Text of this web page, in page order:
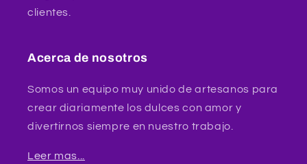
clientes.
Acerca de nosotros
Somos un equipo muy unido de artesanos para
crear diariamente los dulces con amor y
divertirnos siempre en nuestro trabajo.
Leer mas...